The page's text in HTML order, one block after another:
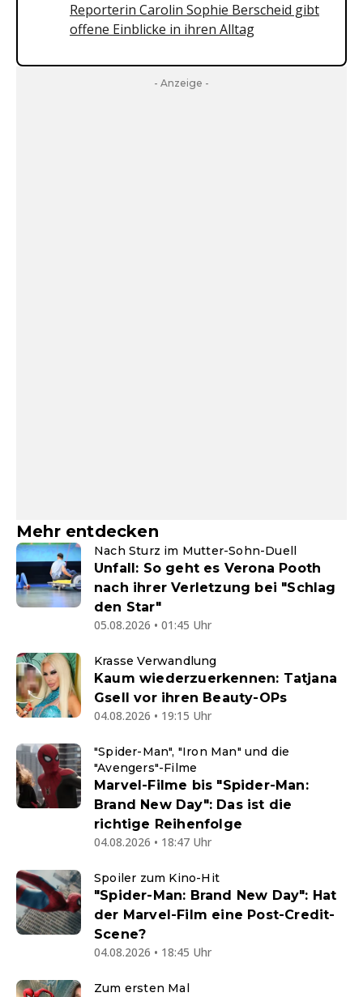
Reporterin Carolin Sophie Berscheid gibt
offene Einblicke in ihren Alltag
- Anzeige -
Mehr entdecken
Nach Sturz im Mutter-Sohn-Duell
Unfall: So geht es Verona Pooth
nach ihrer Verletzung bei "Schlag
den Star"
05.08.2026 • 01:45 Uhr
Krasse Verwandlung
Kaum wiederzuerkennen: Tatjana
Gsell vor ihren Beauty-OPs
04.08.2026 • 19:15 Uhr
"Spider-Man", "Iron Man" und die
"Avengers"-Filme
Marvel-Filme bis "Spider-Man:
Brand New Day": Das ist die
richtige Reihenfolge
04.08.2026 • 18:47 Uhr
Spoiler zum Kino-Hit
"Spider-Man: Brand New Day": Hat
der Marvel-Film eine Post-Credit-
Scene?
04.08.2026 • 18:45 Uhr
Zum ersten Mal